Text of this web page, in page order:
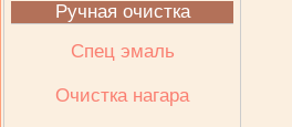
Ручная очистка
Спец эмаль
Очистка нагара